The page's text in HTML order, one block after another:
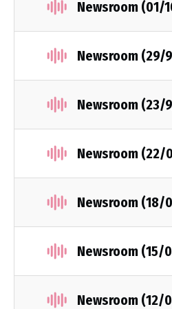
Newsroom (01/
Newsroom (29/
Newsroom (23/
Newsroom (22/
Newsroom (18/
Newsroom (15/
Newsroom (12/